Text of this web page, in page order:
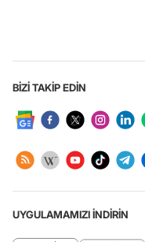
BİZİ TAKİP EDİN
UYGULAMAMIZI İNDİRİN